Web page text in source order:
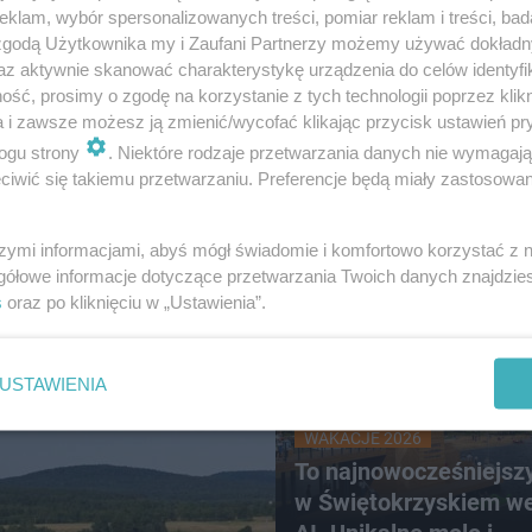
narkotyki warte 400
25-latek zatrzymany
kryminalnych
ESKA Iława News.
Facebooku!
WAKACJE 2026
To
w Świętokrzyskiem
wybór spersonalizowanych treści, pomiar reklam i treści,
Użytkownika my i Zaufani Partnerzy możemy używać
aktywnie skanować charakterystykę urządzenia do celów
prosimy o zgodę na korzystanie z tych technologii poprzez
i zawsze możesz ją zmienić/wycofać klikając przycisk ustawień
strony
. Niektóre rodzaje przetwarzania danych nie
się takiemu przetwarzaniu. Preferencje będą miały
informacjami, abyś mógł świadomie i komfortowo korzystać z
informacje dotyczące przetwarzania Twoich danych
oraz po kliknięciu w „Ustawienia”.
USTAWIENIA